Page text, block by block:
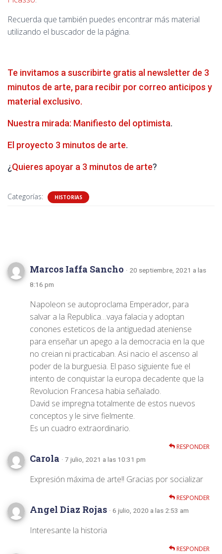
Recuerda que también puedes encontrar más material
utilizando el buscador de la página.
Te invitamos a suscribirte gratis al newsletter de 3
minutos de arte, para recibir por correo anticipos y
material exclusivo.
Nuestra mirada: Manifiesto del optimista.
El proyecto 3 minutos de arte.
¿Quieres apoyar a 3 minutos de arte?
Categorías: HISTORIAS
Marcos Iaffa Sancho · 20 septiembre, 2021 a las
8:16 pm
Napoleon se autoproclama Emperador, para
salvar a la Republica…vaya falacia y adoptan
conones esteticos de la antiguedad ateniense
para enseñar un apego a la democracia en la que
no creian ni practicaban. Asi nacio el ascenso al
poder de la burguesia. El paso siguiente fue el
intento de conquistar la europa decadente que la
Revolucion Francesa habia señalado.
David se impregna totalmente de estos nuevos
conceptos y le sirve fielmente.
Es un cuadro extraordinario.
RESPONDER
Carola · 7 julio, 2021 a las 10:31 pm
Expresión máxima de arte!! Gracias por socializar
RESPONDER
Angel Diaz Rojas · 6 julio, 2020 a las 2:53 am
Interesante la historia
RESPONDER